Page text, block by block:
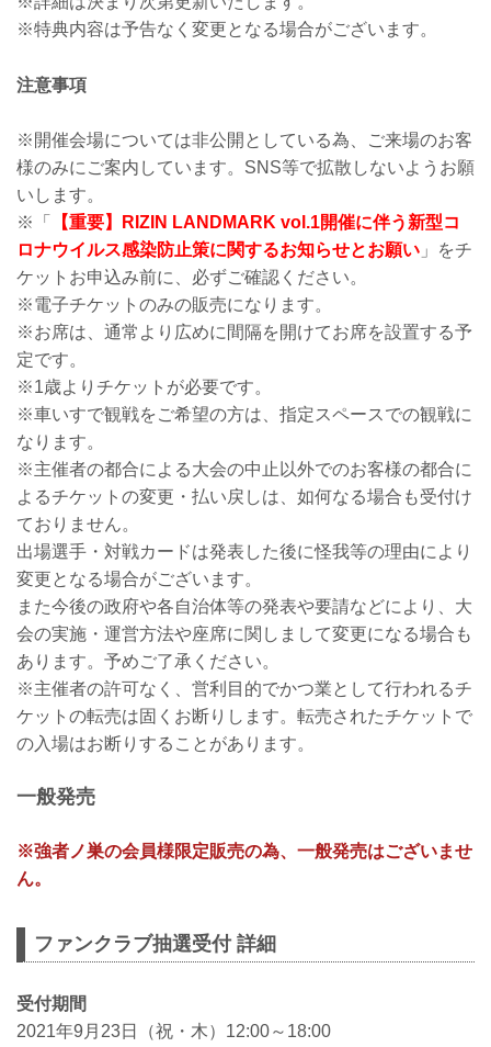
※特典内容は予告なく変更となる場合がございます。
注意事項
※開催会場については非公開としている為、ご来場のお客
様のみにご案内しています。SNS等で拡散しないようお願
いします。
※「
【重要】RIZIN LANDMARK vol.1開催に伴う新型コ
ロナウイルス感染防止策に関するお知らせとお願い 」をチ
ケットお申込み前に、必ずご確認ください。
※電子チケットのみの販売になります。
※お席は、通常より広めに間隔を開けてお席を設置する予
定です。
※1歳よりチケットが必要です。
※車いすで観戦をご希望の方は、指定スペースでの観戦に
なります。
※主催者の都合による大会の中止以外でのお客様の都合に
よるチケットの変更・払い戻しは、如何なる場合も受付け
ておりません。
出場選手・対戦カードは発表した後に怪我等の理由により
変更となる場合がございます。
また今後の政府や各自治体等の発表や要請などにより、大
会の実施・運営方法や座席に関しまして変更になる場合も
あります。予めご了承ください。
※主催者の許可なく、営利目的でかつ業として行われるチ
ケットの転売は固くお断りします。転売されたチケットで
の入場はお断りすることがあります。
一般発売
※強者ノ巣の会員様限定販売の為、一般発売はございませ
ん。
ファンクラブ抽選受付 詳細
受付期間
2021年9月23日（祝・木）12:00～18:00